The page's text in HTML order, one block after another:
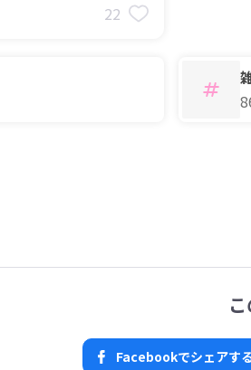
22
Facebookでシェアす